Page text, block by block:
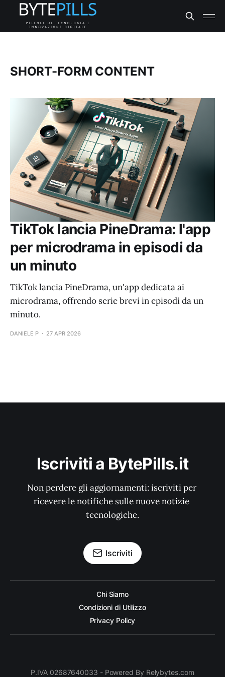
SHORT-FORM CONTENT
TikTok lancia PineDrama: l'app
per microdrama in episodi da
un minuto
TikTok lancia PineDrama, un'app dedicata ai
microdrama, offrendo serie brevi in episodi da un
minuto.
DANIELE P 27 APR 2026
Iscriviti a BytePills.it
Non perdere gli aggiornamenti: iscriviti per
ricevere le notifiche sulle nuove notizie
tecnologiche.
Iscriviti
Chi Siamo
Condizioni di Utilizzo
Privacy Policy
P.IVA 02687640033 - Powered By Relybytes.com